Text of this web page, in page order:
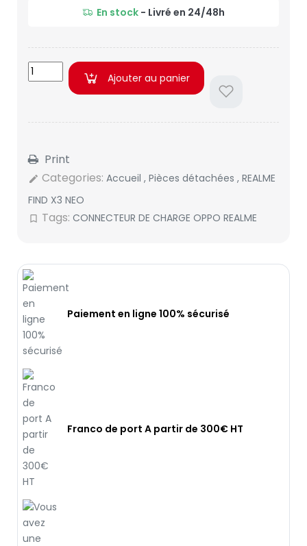
En stock - Livré en 24/48h
Ajouter au panier
Print
edit Categories: Accueil , Pièces détachées , REALME
FIND X3 NEO
bookmark_border Tags: CONNECTEUR DE CHARGE OPPO REALME
Paiement en ligne 100% sécurisé
Franco de port A partir de 300€ HT